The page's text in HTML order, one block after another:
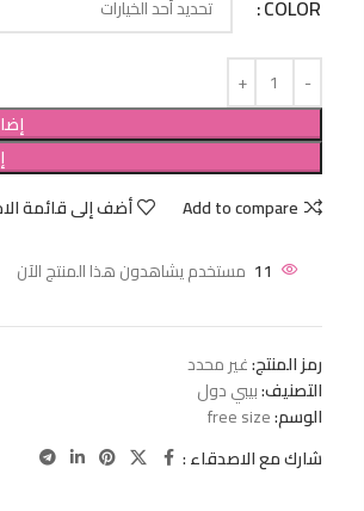
COLOR
Add to compare
أضف إلى قائمة
11 مستخدم يشاهدون هذا المنتج الآن
رمز المنتج:غير محدد
التصنيف:بيبي دول
الوسم:free size
شارك مع الاصدقاء :